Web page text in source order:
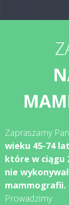
Zapraszamy
wieku 45-74
które w ciągu
nie
mammografii.
Prowadzimy